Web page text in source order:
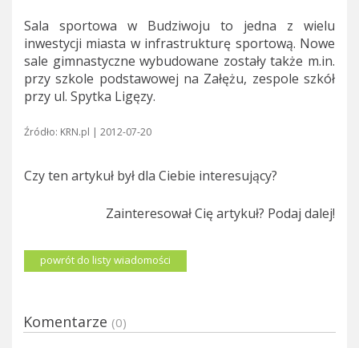
Sala sportowa w Budziwoju to jedna z wielu
inwestycji miasta w infrastrukturę sportową. Nowe
sale gimnastyczne wybudowane zostały także m.in.
przy szkole podstawowej na Załężu, zespole szkół
przy ul. Spytka Ligęzy.
Źródło: KRN.pl | 2012-07-20
Czy ten artykuł był dla Ciebie interesujący?
Zainteresował Cię artykuł? Podaj dalej!
powrót do listy wiadomości
Komentarze (0)